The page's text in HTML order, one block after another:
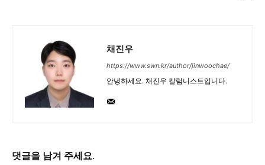
채진우
https://www.swn.kr/author/jinwoochae/
안녕하세요. 채진우 칼럼니스트입니다.
댓글을 남겨 주세요.